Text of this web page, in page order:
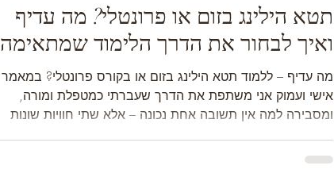
תטא הילינג בזום או פרונטלי? מה עדיף
ואיך לבחור את הדרך הלימוד שמתאימה
לך?
מה עדיף – ללמוד תטא הילינג בזום או בקורס פרונטלי? במאמר
אישי ועמוק אני משתפת את הדרך שעברתי כמטפלת ומורה,
ומסבירה למה אין תשובה אחת נכונה – אלא שתי חוויות שונות
בין זום לפרונטלי, אלא בין חוויה לחוויה, ומה שמתאים לך עכשיו